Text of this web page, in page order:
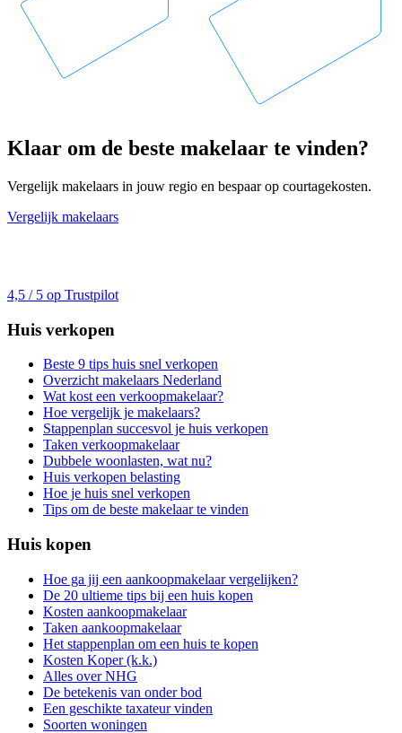
Klaar om de beste makelaar te vinden?
Vergelijk makelaars in jouw regio en bespaar op courtagekosten.
Vergelijk makelaars
4,5 / 5 op Trustpilot
Huis verkopen
Beste 9 tips huis snel verkopen
Overzicht makelaars Nederland
Wat kost een verkoopmakelaar?
Hoe vergelijk je makelaars?
Stappenplan succesvol je huis verkopen
Taken verkoopmakelaar
Dubbele woonlasten, wat nu?
Huis verkopen belasting
Hoe je huis snel verkopen
Tips om de beste makelaar te vinden
Huis kopen
Hoe ga jij een aankoopmakelaar vergelijken?
De 20 ultieme tips bij een huis kopen
Kosten aankoopmakelaar
Taken aankoopmakelaar
Het stappenplan om een huis te kopen
Kosten Koper (k.k.)
Alles over NHG
De betekenis van onder bod
Een geschikte taxateur vinden
Soorten woningen